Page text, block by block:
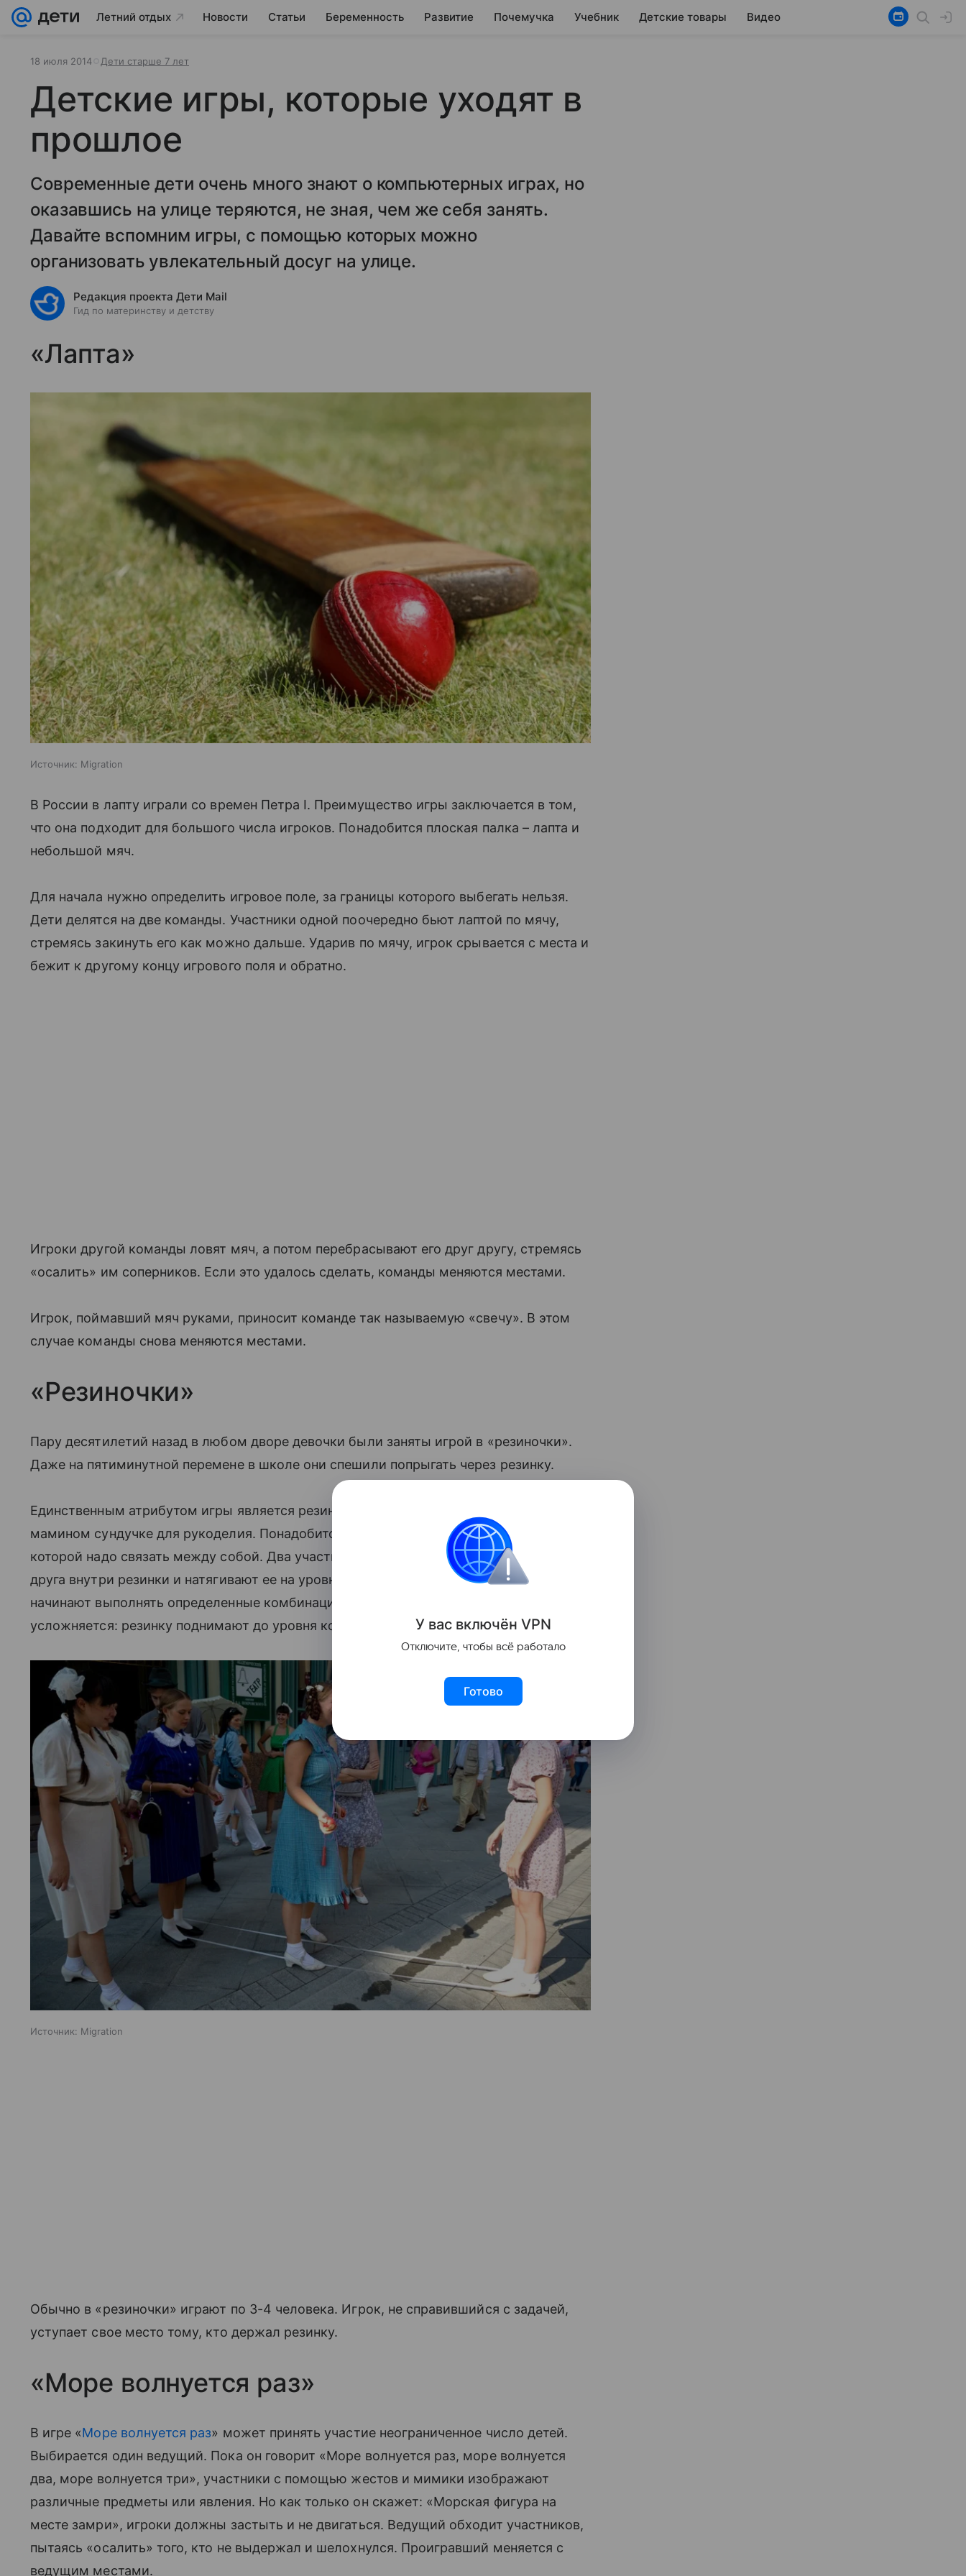
Летний отдых Новости Статьи Беременность Развитие Почемучка Учебник Детские товары Видео
18 июля 2014 Дети старше 7 лет
Детские игры, которые уходят в
прошлое
Современные дети очень много знают о компьютерных играх, но
оказавшись на улице теряются, не зная, чем же себя занять.
Давайте вспомним игры, с помощью которых можно
организовать увлекательный досуг на улице.
Редакция проекта Дети Mail
Гид по материнству и детству
«Лапта»
Источник: Migration
В России в лапту играли со времен Петра I. Преимущество игры заключается в том,
что она подходит для большого числа игроков. Понадобится плоская палка – лапта и
небольшой мяч.
Для начала нужно определить игровое поле, за границы которого выбегать нельзя.
Дети делятся на две команды. Участники одной поочередно бьют лаптой по мячу,
стремясь закинуть его как можно дальше. Ударив по мячу, игрок срывается с места и
бежит к другому концу игрового поля и обратно.
Игроки другой команды ловят мяч, а потом перебрасывают его друг другу, стремясь
«осалить» им соперников. Если это удалось сделать, команды меняются местами.
Игрок, поймавший мяч руками, приносит команде так называемую «свечу». В этом
случае команды снова меняются местами.
«Резиночки»
Пару десятилетий назад в любом дворе девочки были заняты игрой в «резиночки».
Даже на пятиминутной перемене в школе они спешили попрыгать через резинку.
Единственным атрибутом игры является резинка, которую можно было найти в
мамином сундучке для рукоделия. Понадобится 2-3 метра бельевой резинки, концы
которой надо связать между собой. Два участника игры становятся друг напротив
друга внутри резинки и натягивают ее на уровне щиколоток. Остальные участники
начинают выполнять определенные комбинации прыжков. Каждый раз задача
усложняется: резинку поднимают до уровня коленей, пояса, плеч и даже шеи.
Источник: Migration
Обычно в «резиночки» играют по 3-4 человека. Игрок, не справившийся с задачей,
уступает свое место тому, кто держал резинку.
«Море волнуется раз»
В игре «Море волнуется раз» может принять участие неограниченное число детей.
Выбирается один ведущий. Пока он говорит «Море волнуется раз, море волнуется
два, море волнуется три», участники с помощью жестов и мимики изображают
различные предметы или явления. Но как только он скажет: «Морская фигура на
месте замри», игроки должны застыть и не двигаться. Ведущий обходит участников,
пытаясь «осалить» того, кто не выдержал и шелохнулся. Проигравший меняется с
ведущим местами.
У вас включён VPN
Отключите, чтобы всё работало
Готово